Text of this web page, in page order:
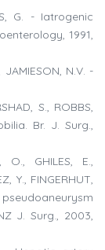
G. - Iatrogenic
1991,
JAMIESON, N.V. -
S., ROBBS,
Br. J. Surg.,
O., GHILES, E.,
Y., FINGERHUT,
J. Surg., 2003,